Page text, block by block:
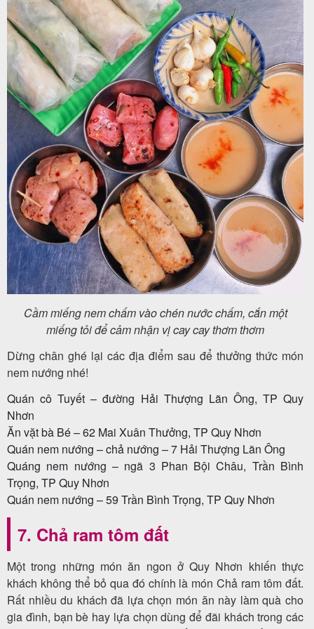
Cầm miếng nem chấm vào chén nước chấm, cắn một
miếng tỏi để cảm nhận vị cay cay thơm thơm
Dừng chân ghé lại các địa điểm sau để thưởng thức món
nem nướng nhé!
Quán cô Tuyết – đường Hải Thượng Lãn Ông, TP Quy
Nhơn
Ăn vặt bà Bé – 62 Mai Xuân Thưởng, TP Quy Nhơn
Quán nem nướng – chả nướng – 7 Hải Thượng Lãn Ông
Quáng nem nướng – ngã 3 Phan Bội Châu, Trần Bình
Trọng, TP Quy Nhơn
Quán nem nướng – 59 Trần Bình Trọng, TP Quy Nhơn
7. Chả ram tôm đất
Một trong những món ăn ngon ở Quy Nhơn khiến thực
khách không thể bỏ qua đó chính là món Chả ram tôm đất.
Rất nhiều du khách đã lựa chọn món ăn này làm quà cho
gia đình, bạn bè hay lựa chọn dùng để đãi khách trong các